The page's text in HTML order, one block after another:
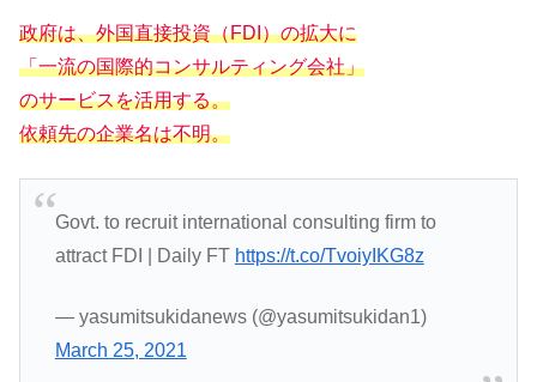
政府は、外国直接投資（FDI）の拡大に
「一流の国際的コンサルティング会社」
のサービスを活用する。
依頼先の企業名は不明。
Govt. to recruit international consulting firm to
attract FDI | Daily FT https://t.co/TvoiyIKG8z
— yasumitsukidanews (@yasumitsukidan1)
March 25, 2021